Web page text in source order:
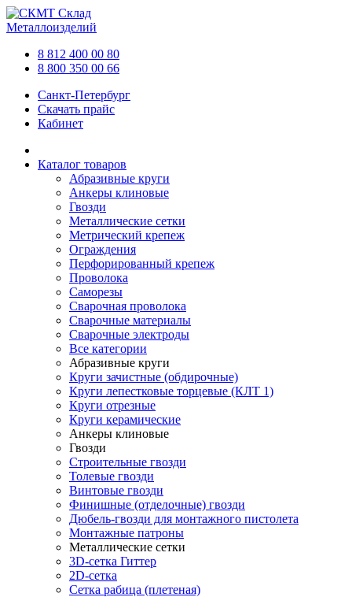
Склад
Металлоизделий
8 812 400 00 80
8 800 350 00 66
Санкт-Петербург
Скачать прайс
Кабинет
Каталог товаров
Абразивные круги
Анкеры клиновые
Гвозди
Металлические сетки
Метрический крепеж
Ограждения
Перфорированный крепеж
Проволока
Саморезы
Сварочная проволока
Сварочные материалы
Сварочные электроды
Все категории
Абразивные круги
Круги зачистные (обдирочные)
Круги лепестковые торцевые (КЛТ 1)
Круги отрезные
Круги керамические
Анкеры клиновые
Гвозди
Строительные гвозди
Толевые гвозди
Винтовые гвозди
Финишные (отделочные) гвозди
Дюбель-гвозди для монтажного пистолета
Монтажные патроны
Металлические сетки
3D-сетка Гиттер
2D-сетка
Сетка рабица (плетеная)